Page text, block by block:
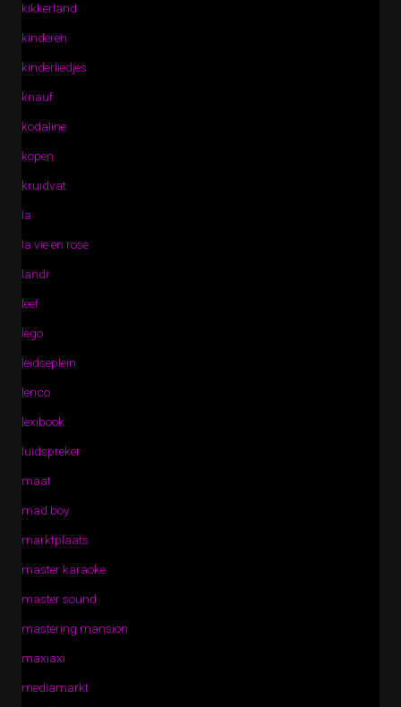
kikkerland
kinderen
kinderliedjes
knauf
kodaline
kopen
kruidvat
la
la vie en rose
landr
leef
lego
leidseplein
lenco
lexibook
luidspreker
maat
mad boy
marktplaats
master karaoke
master sound
mastering mansion
maxiaxi
mediamarkt